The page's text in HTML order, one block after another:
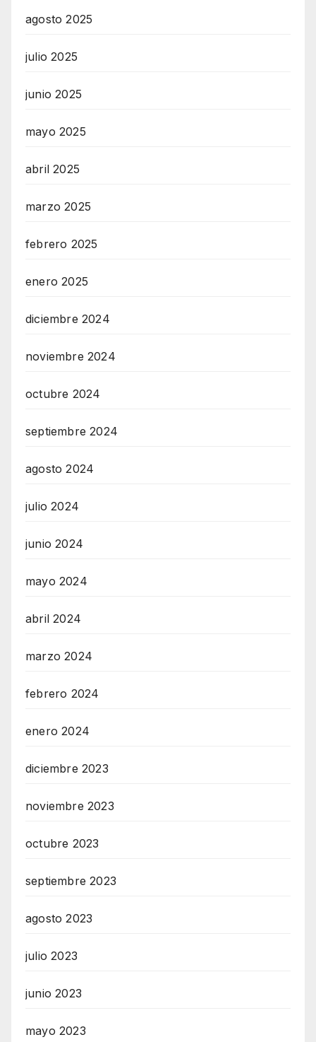
agosto 2025
julio 2025
junio 2025
mayo 2025
abril 2025
marzo 2025
febrero 2025
enero 2025
diciembre 2024
noviembre 2024
octubre 2024
septiembre 2024
agosto 2024
julio 2024
junio 2024
mayo 2024
abril 2024
marzo 2024
febrero 2024
enero 2024
diciembre 2023
noviembre 2023
octubre 2023
septiembre 2023
agosto 2023
julio 2023
junio 2023
mayo 2023